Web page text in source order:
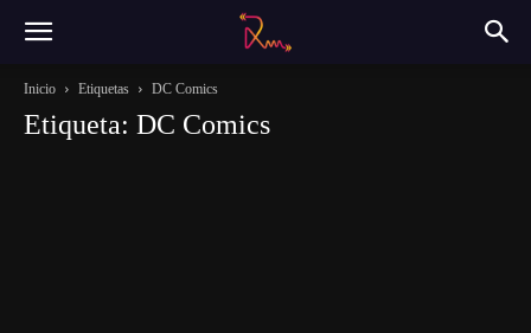
Inicio Etiquetas DC Comics
Etiqueta: DC Comics